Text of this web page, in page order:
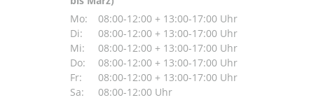
Mo:
08:00-12:00 + 13:00-17:00 Uhr
Di:
08:00-12:00 + 13:00-17:00 Uhr
Mi:
08:00-12:00 + 13:00-17:00 Uhr
Do:
08:00-12:00 + 13:00-17:00 Uhr
Fr:
08:00-12:00 + 13:00-17:00 Uhr
Sa:
08:00-12:00 Uhr